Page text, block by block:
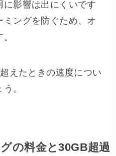
影響は出にくいです
ングを防ぐため、オ
えたときの速度につい
。
の料金と30GB超過